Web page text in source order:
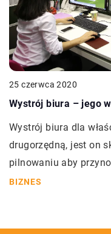
25 czerwca 2020
Wystrój biura – jego
Wystrój biura dla
drugorzędną, jest on
pilnowaniu aby
BIZNES